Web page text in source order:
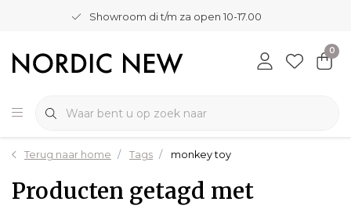
Showroom di t/m za open 10-17.00
0
Terug naar home Tags monkey toy
Producten getagd met